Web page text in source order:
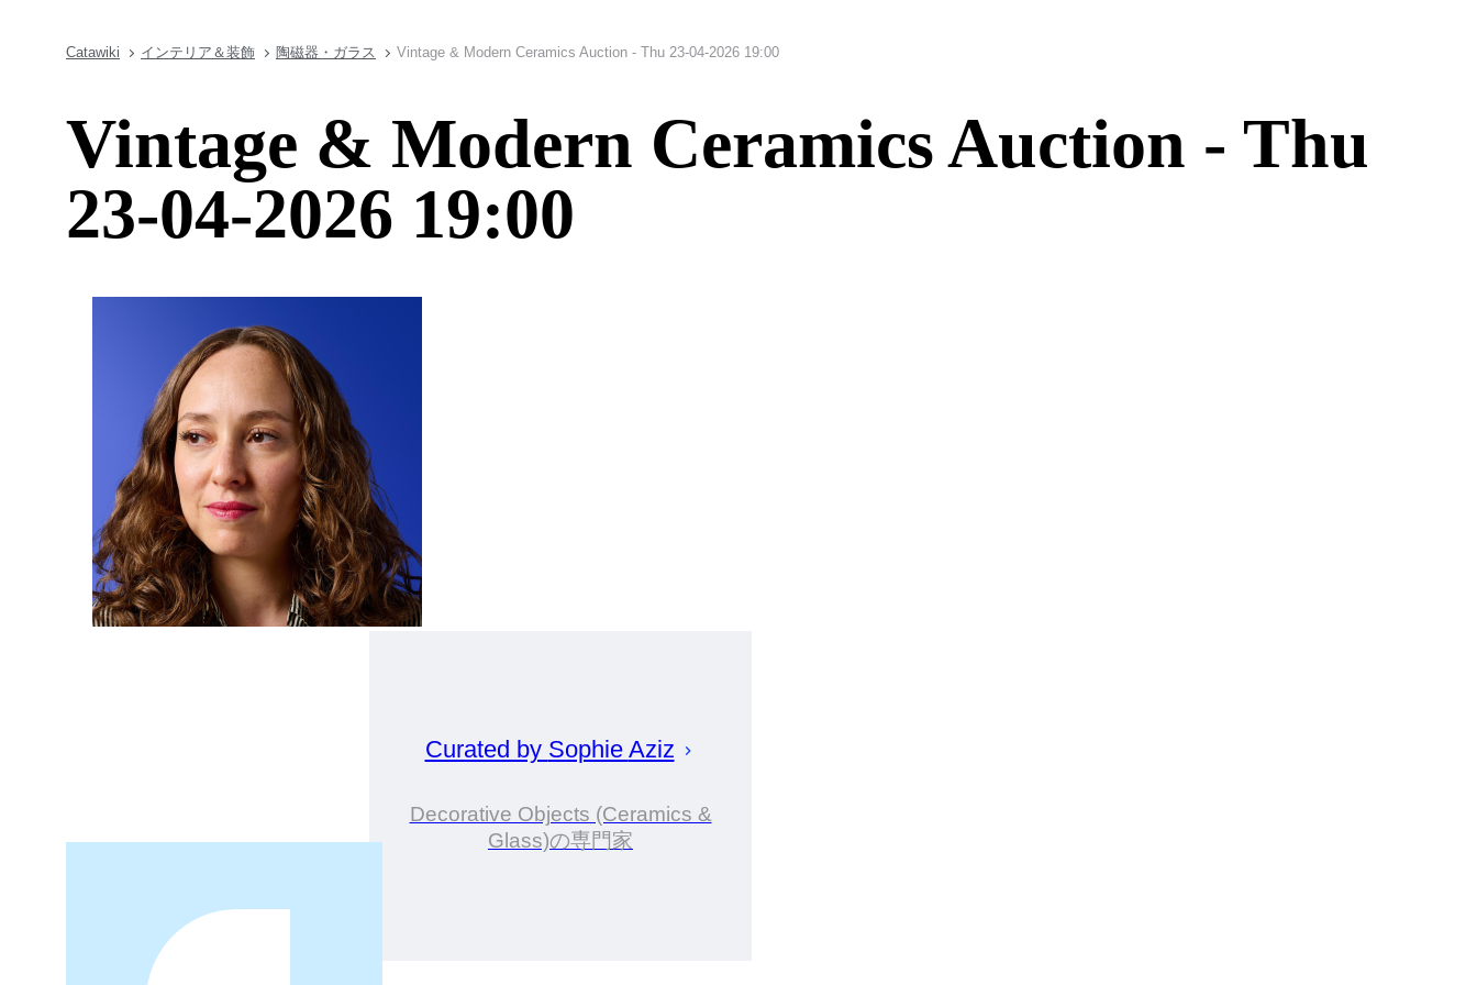
Catawiki インテリア＆装飾 陶磁器・ガラス Vintage & Modern Ceramics Auction - Thu 23-04-2026 19:00
Vintage & Modern Ceramics Auction - Thu
23-04-2026 19:00
Curated by Sophie Aziz
Decorative Objects (Ceramics &
Glass)の専門家